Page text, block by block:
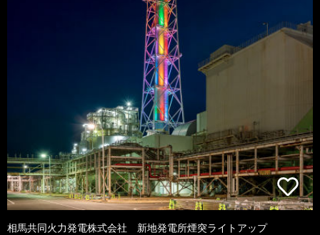
相馬共同火力発電株式会社 新地発電所煙突ライトアップ